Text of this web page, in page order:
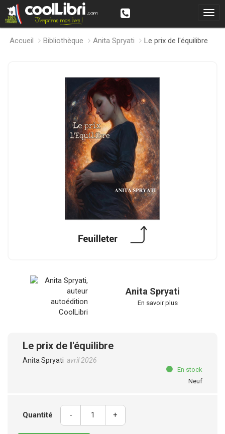
Accueil Bibliothèque Anita Spryati Le prix de l'équilibre
Anita Spryati
En savoir plus
Le prix de l'équilibre
Anita Spryati avril 2026
En stock
Neuf
Quantité - +